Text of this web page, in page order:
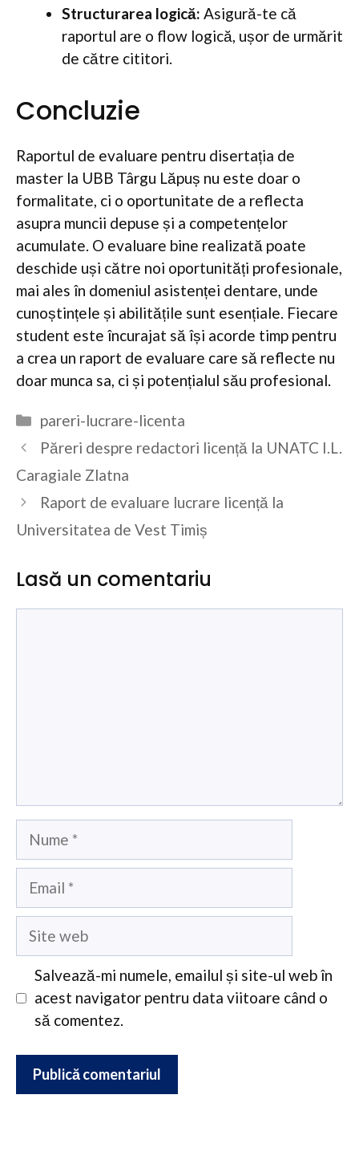
Structurarea logică: Asigură-te că
raportul are o flow logică, ușor de urmărit
de către cititori.
Concluzie
Raportul de evaluare pentru disertația de
master la UBB Târgu Lăpuș nu este doar o
formalitate, ci o oportunitate de a reflecta
asupra muncii depuse și a competențelor
acumulate. O evaluare bine realizată poate
deschide uși către noi oportunități profesionale,
mai ales în domeniul asistenței dentare, unde
cunoștințele și abilitățile sunt esențiale. Fiecare
student este încurajat să își acorde timp pentru
a crea un raport de evaluare care să reflecte nu
doar munca sa, ci și potențialul său profesional.
Categorii
pareri-lucrare-licenta
Păreri despre redactori licență la UNATC I.L.
Caragiale Zlatna
Raport de evaluare lucrare licență la
Universitatea de Vest Timiș
Lasă un comentariu
Nume
Email
Site
Salvează-mi numele, emailul și site-ul web în
acest navigator pentru data viitoare când o
să comentez.